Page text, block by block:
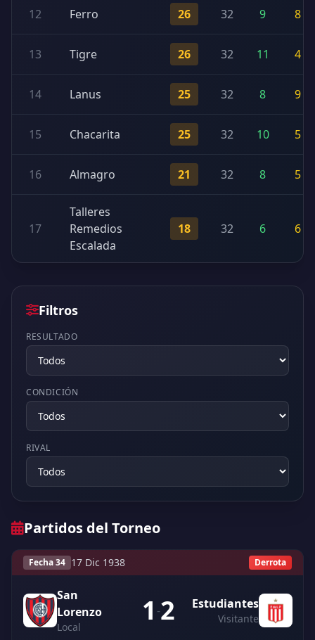
12 Ferro 26 32 9 8
13 Tigre 26 32 11 4
14 Lanus 25 32 8 9
15 Chacarita 25 32 10 5
16 Almagro 21 32 8 5
17
Talleres
Remedios
Escalada
18 32 6 6
Filtros
RESULTADO
CONDICIÓN
RIVAL
Partidos del Torneo
Fecha 34 17 Dic 1938 Derrota
San
Lorenzo
Local 1 -2 Estudiantes
Visitante